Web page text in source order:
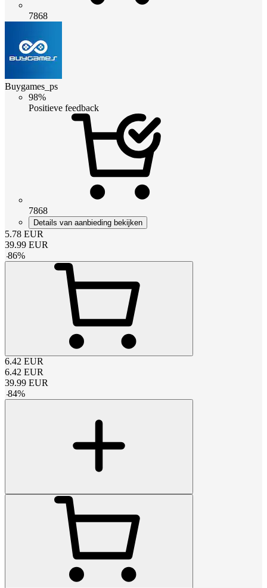
7868
Buygames_ps
98%
Positieve feedback
7868
Details van aanbieding bekijken
5.78 EUR
39.99 EUR
-86%
6.42 EUR
6.42 EUR
39.99 EUR
-84%